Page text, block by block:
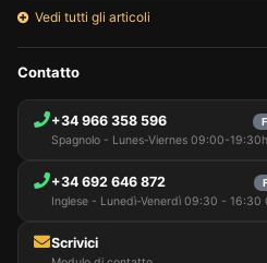
Vedi tutti gli articoli
Contatto
+34 966 358 596
Spagnolo - Lunes-Viernes 09:00-19:30h
+34 692 646 872
Inglese - Lunedì-Venerdì 09:30 - 16:30
Scrivici